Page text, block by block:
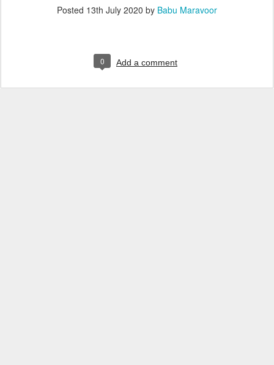
Posted 13th July 2020 by Babu Maravoor
0 Add a comment